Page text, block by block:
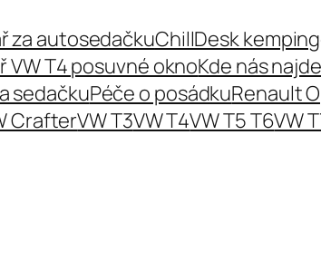
za autosedačkuChillDesk
VW T4 posuvné oknoKde nás
sedačkuPéče o posádkuRenault
CrafterVW T3VW T4VW T5 T6VW